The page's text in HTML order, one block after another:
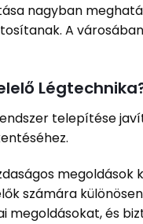
nagyban
A
telepítése
számára
megoldásokat, és